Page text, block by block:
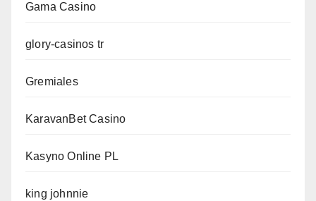
Gama Casino
glory-casinos tr
Gremiales
KaravanBet Casino
Kasyno Online PL
king johnnie